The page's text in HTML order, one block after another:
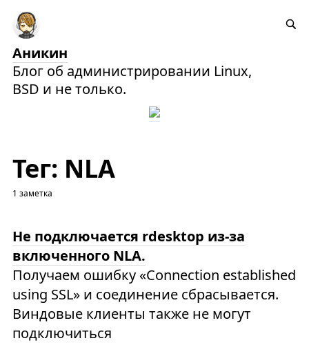
Аникин
Блог об администрировании Linux,
BSD и не только.
Тег: NLA
1 заметка
Не подключается rdesktop из-за
включенного NLA.
Получаем ошибку «Connection established
using SSL» и соединение сбрасывается.
Виндовые клиенты также не могут
подключиться